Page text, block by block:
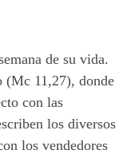
de su vida.
(Mc 11,27), donde
con las
los diversos
los vendedores